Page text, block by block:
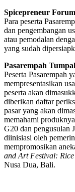
Spicepreneur Forum
Para peserta
dan pengembangan
atau pemodalan
yang sudah
Pasarempah
Peserta Pasarempah
mempresentasikan
peserta akan
diberikan daftar
pasar yang akan
memahami
G20 dan pengusulan
diinisiasi oleh
mempromosikan
and Art Festival:
Nusa Dua, Bali.